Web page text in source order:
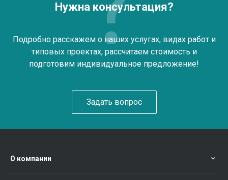
Нужна консультация?
Подробно расскажем о наших услугах, видах работ и
типовых проектах, рассчитаем стоимость и
подготовим индивидуальное предложение!
Задать вопрос
О компании